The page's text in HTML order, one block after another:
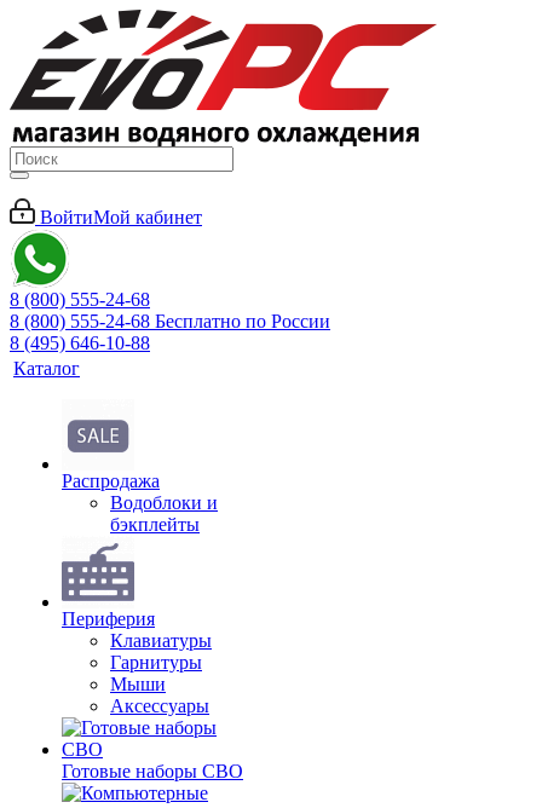
ВойтиМой кабинет
8 (800) 555-24-68
8 (800) 555-24-68 Бесплатно по России
8 (495) 646-10-88
Каталог
Распродажа
Водоблоки и
бэкплейты
Периферия
Клавиатуры
Гарнитуры
Мыши
Аксессуары
Готовые наборы СВО